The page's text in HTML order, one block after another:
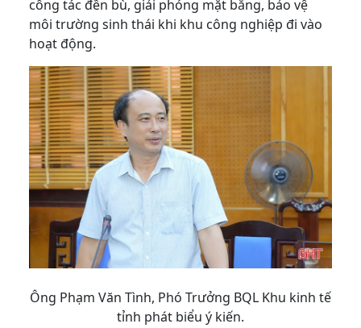
công tác đền bù, giải phóng mặt bằng, bảo vệ
môi trường sinh thái khi khu công nghiệp đi vào
hoạt động.
Ông Phạm Văn Tình, Phó Trưởng BQL Khu kinh tế
tỉnh phát biểu ý kiến.